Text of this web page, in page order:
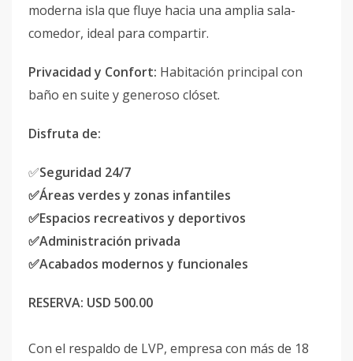
moderna isla que fluye hacia una amplia sala-
comedor, ideal para compartir.
Privacidad y Confort: Habitación principal con
baño en suite y generoso clóset.
Disfruta de:
✅Seguridad 24/7
✅Áreas verdes y zonas infantiles
✅Espacios recreativos y deportivos
✅Administración privada
✅Acabados modernos y funcionales
RESERVA: USD 500.00
Con el respaldo de LVP, empresa con más de 18